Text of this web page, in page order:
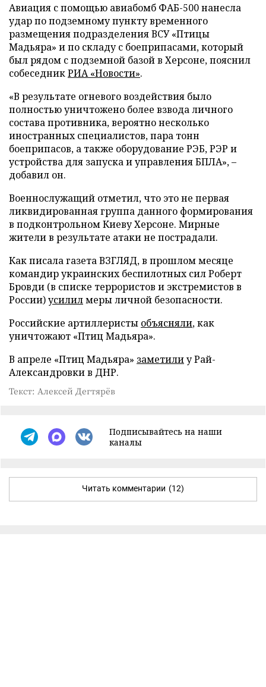
Авиация с помощью авиабомб ФАБ-500 нанесла
удар по подземному пункту временного
размещения подразделения ВСУ «Птицы
Мадьяра» и по складу с боеприпасами, который
был рядом с подземной базой в Херсоне, пояснил
собеседникРИА «Новости».
«В результате огневого воздействия было
полностью уничтожено более взвода личного
состава противника, вероятно несколько
иностранных специалистов, пара тонн
боеприпасов, а также оборудование РЭБ, РЭР и
устройства для запуска и управления БПЛА», –
добавил он.
Военнослужащий отметил, что это не первая
ликвидированная группа данного формирования
в подконтрольном Киеву Херсоне. Мирные
жители в результате атаки не пострадали.
Как писала газета ВЗГЛЯД, в прошлом месяце
командир украинских беспилотных сил Роберт
Бровди (в списке террористов и экстремистов в
России)усилилмеры личной безопасности.
Российские артиллеристы объясняли, как
уничтожают «Птиц Мадьяра».
В апреле «Птиц Мадьяра» заметилиу Рай-
Александровки в ДНР.
Текст: Алексей Дегтярёв
Подписывайтесь на наши
каналы
Читать комментарии (12)